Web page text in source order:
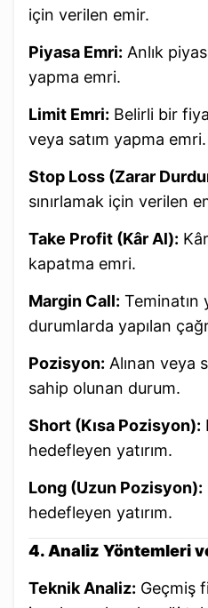
için verilen emir.
Piyasa Emri: Anlık
yapma emri.
Limit Emri: Belirli bir
veya satım yapma emri.
Stop Loss (Zarar
sınırlamak için verilen
Take Profit (Kâr Al):
kapatma emri.
Margin Call: Teminatın
durumlarda yapılan
Pozisyon: Alınan veya
sahip olunan durum.
Short (Kısa Pozisyon):
hedefleyen yatırım.
Long (Uzun Pozisyon):
hedefleyen yatırım.
4. Analiz Yöntemleri
Teknik Analiz: Geçmiş